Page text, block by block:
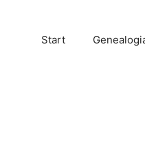
Start